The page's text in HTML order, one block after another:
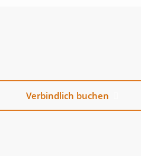
Verbindlich buchen